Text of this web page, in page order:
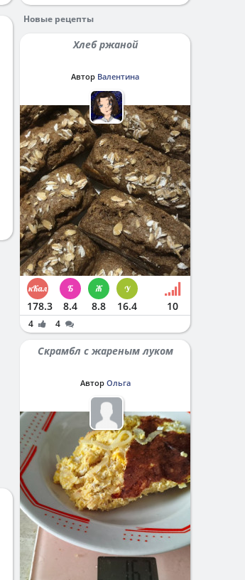
Новые рецепты
Хлеб ржаной
Автор Валентина
178.3 8.4 8.8 16.4 10
4 4
Скрамбл с жареным луком
Автор Ольга